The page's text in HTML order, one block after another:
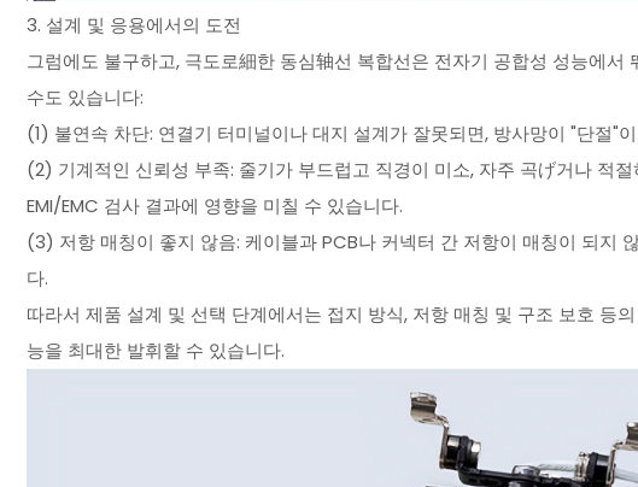
3. 설계 및 응용에서의 도전
그럼에도 불구하고, 극도로細한 동심轴선 복합선은 전자기 공합성 성능에서
수도 있습니다:
(1) 불연속 차단: 연결기 터미널이나 대지 설계가 잘못되면, 방사망이 "단절"
(2) 기계적인 신뢰성 부족: 줄기가 부드럽고 직경이 미소, 자주 곡げ거나 적
EMI/EMC 검사 결과에 영향을 미칠 수 있습니다.
(3) 저항 매칭이 좋지 않음: 케이블과 PCB나 커넥터 간 저항이 매칭이 되지
다.
따라서 제품 설계 및 선택 단계에서는 접지 방식, 저항 매칭 및 구조 보호
능을 최대한 발휘할 수 있습니다.